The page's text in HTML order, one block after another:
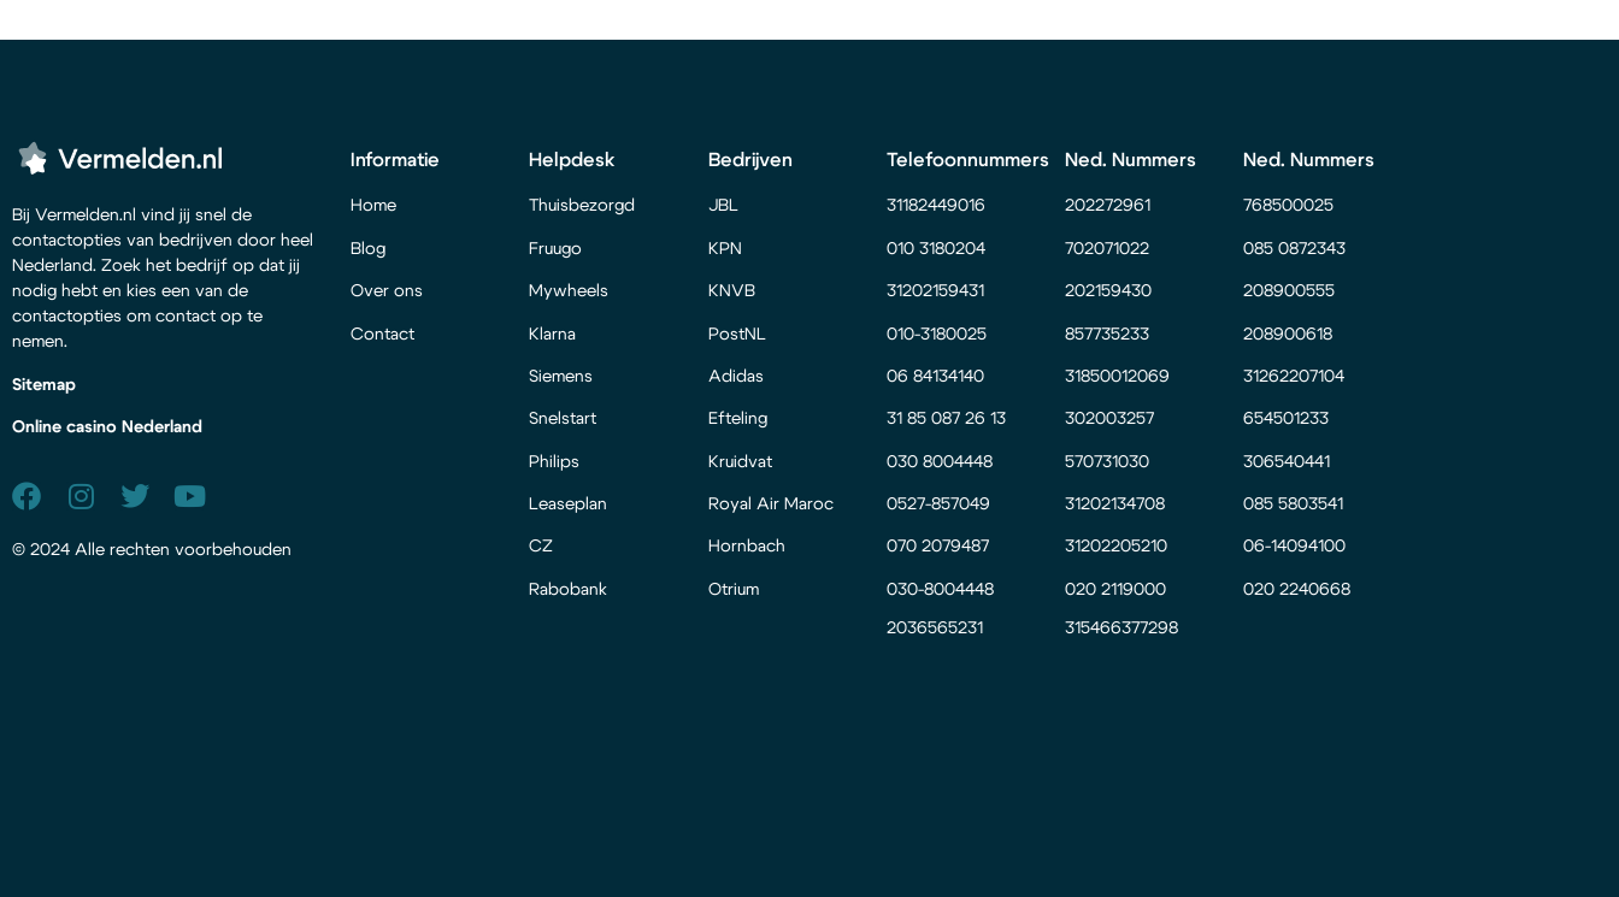
Bij Vermelden.nl vind jij snel de
contactopties van bedrijven door heel
Nederland. Zoek het bedrijf op dat jij
nodig hebt en kies een van de
contactopties om contact op te
nemen.
Sitemap
Online casino Nederland
© 2024 Alle rechten voorbehouden
Informatie
Home
Blog
Over ons
Contact
Helpdesk
Thuisbezorgd
Fruugo
Mywheels
Klarna
Siemens
Snelstart
Philips
Leaseplan
CZ
Rabobank
Bedrijven
JBL
KPN
KNVB
PostNL
Adidas
Efteling
Kruidvat
Royal Air Maroc
Hornbach
Otrium
Telefoonnummers
31182449016
010 3180204
31202159431
010-3180025
06 84134140
31 85 087 26 13
030 8004448
0527-857049
070 2079487
030-8004448
2036565231
Ned. Nummers
202272961
702071022
202159430
857735233
31850012069
302003257
570731030
31202134708
31202205210
020 2119000
315466377298
Ned. Nummers
768500025
085 0872343
208900555
208900618
31262207104
654501233
306540441
085 5803541
06-14094100
020 2240668